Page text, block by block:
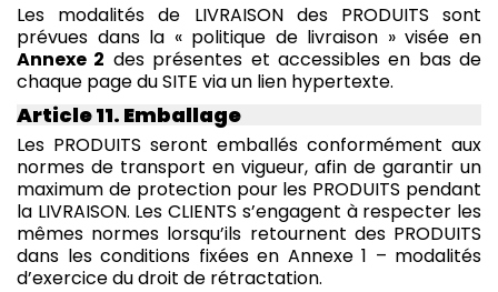
Les modalités de LIVRAISON des PRODUITS sont
prévues dans la « politique de livraison » visée en
Annexe 2 des présentes et accessibles en bas de
chaque page du SITE via un lien hypertexte.
Article 11. Emballage
Les PRODUITS seront emballés conformément aux
normes de transport en vigueur, afin de garantir un
maximum de protection pour les PRODUITS pendant
la LIVRAISON. Les CLIENTS s’engagent à respecter les
mêmes normes lorsqu’ils retournent des PRODUITS
dans les conditions fixées en Annexe 1 – modalités
d’exercice du droit de rétractation.